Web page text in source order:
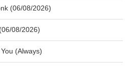
(06/08/2026)
08/2026)
(Always)